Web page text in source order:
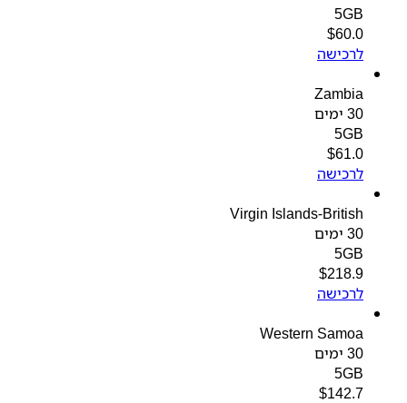
5GB
$60.0
לרכישה
Zambia
5GB
$61.0
לרכישה
Virgin Islands-British
5GB
$218.9
לרכישה
Western Samoa
5GB
$142.7